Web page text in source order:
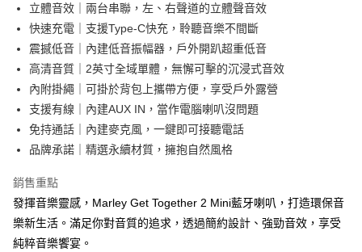
立體音效｜兩台串聯，左、右聲道的立體聲音效
快速充電｜支援Type-C快充，聆聽音樂不間斷
震撼低音｜內建低音振幅器，戶外開趴超重低音
高清音質｜2英寸全域單體，無懈可擊的沉浸式音效
內附掛繩｜可掛於背包上攜帶方便，享受戶外露營
支援有線｜內建AUX IN，當作電腦喇叭沒問題
免持通話｜內建麥克風，一鍵即可接聽電話
品牌承諾｜精選永續材質，擁抱自然風格
銷售重點
發揮音樂靈感，Marley Get Together 2 Mini藍牙喇叭，打造環保音
樂新生活。滿足你對音質的追求，透過簡約設計、強勁音效，享受
純粹音樂饗宴。